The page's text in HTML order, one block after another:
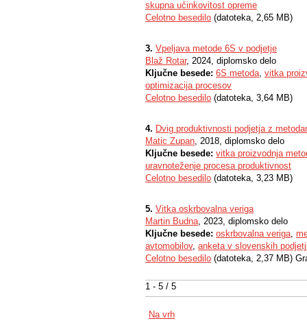
1 - 5 / 5
skupna učinkovitost opreme
Celotno besedilo (datoteka, 2,65 MB)
3. Vpeljava metode 6S v podjetje
Blaž Rotar, 2024, diplomsko delo
Ključne besede: 6S metoda, vitka
optimizacija procesov
Celotno besedilo (datoteka, 3,64 MB)
4. Dvig produktivnosti podjetja z
Matic Zupan, 2018, diplomsko delo
Ključne besede: vitka proizvodnja
uravnoteženje procesa produktivnost
Celotno besedilo (datoteka, 3,23 MB)
5. Vitka oskrbovalna veriga
Martin Budna, 2023, diplomsko delo
Ključne besede: oskrbovalna veriga,
avtomobilov, anketa v slovenskih
Celotno besedilo (datoteka, 2,37 MB)
Na vrh